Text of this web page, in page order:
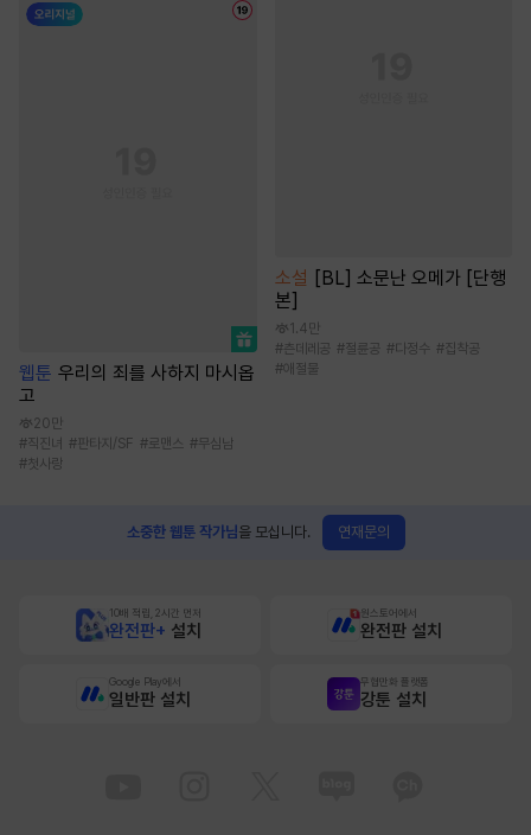
웹툰 우리의 죄를 사하지 마시옵
고
20만
#직진녀 #판타지/SF #로맨스 #무심남
#첫사랑
소설 [BL] 소문난 오메가 [단행
본]
1.4만
#츤데레공 #절륜공 #다정수 #집착공
#애절물
소중한 웹툰 작가님을 모십니다. 연재문의
10배 적립, 2시간 먼저
완전판+ 설치
원스토어에서
완전판 설치
Google Play에서
일반판 설치
무협만화 플랫폼
강툰 설치